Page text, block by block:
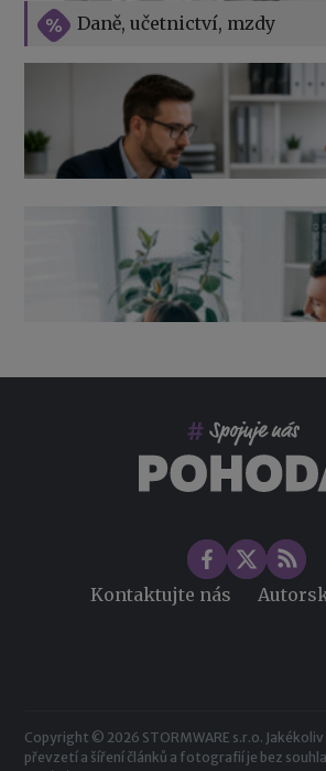
Daně, učetnictví, mzdy
Vše o překážkách v práci na straně
Výpověď ze zdravotních důvodů 2026
zaměstnavatele
Kontaktujte nás
Copyright © 2026 STORMWARE s.r.o.
převzetí a šíření článků a fotografií je bez